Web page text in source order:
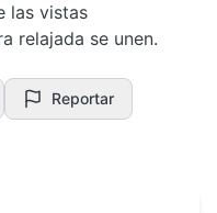
las vistas
relajada se unen.
Reportar